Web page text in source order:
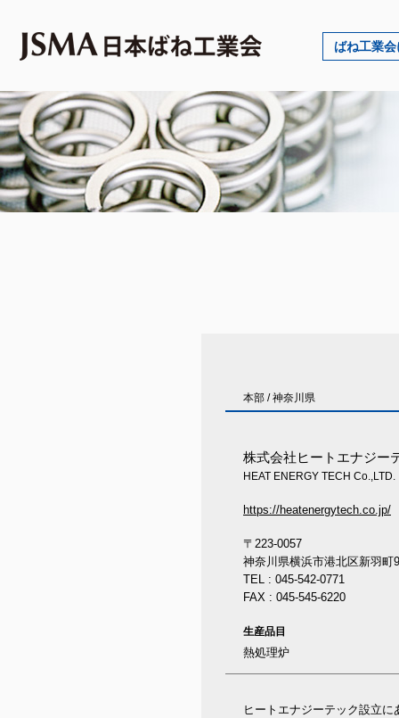
ばね工業
本部 /神奈川県
株式会社ヒートエナジー
HEAT ENERGY TECH Co.,LTD.
https://heatenergytech.co.jp/
〒223-0057
神奈川県横浜市港北区新羽町
TEL : 045-542-0771
FAX : 045-545-6220
生産品目
熱処理炉
ヒートエナジーテック設立